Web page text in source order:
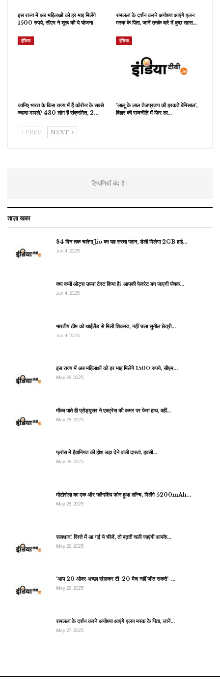
इस राज्य में अब महिलाओं को हर माह मिलेंगे
1500 रुपये, सीएम ने शुरू की ये योजना
रामलला के दर्शन करने अयोध्या आएंगे एलन
मस्क के पिता, जानें उनके बारे में कुछ खास…
इंडिया
जानिए भारत के किस राज्य में हैं कोरोना के सबसे
ज्यादा मामले? 430 लोग हैं संक्रमित, 2…
इंडिया
‘लालू के लाल तेजप्रताप की हरकतें बेमिसाल’,
बिहार की राजनीति में फिर ला…
PREV NEXT
टिप्पणियाँ बंद हैं।
ताज़ा खबर
84 दिन तक चलेगा Jio का यह सस्ता प्लान, डेली मिलेगा 2GB हाई…
Jun 4, 2025
क्या कभी ओट्स उपमा टेस्ट किया है? आपकी फेवरेट बन जाएगी पोषक…
Jun 4, 2025
भारतीय टीम को थाईलैंड से मिली शिकस्त, नहीं चला सुनील छेत्री…
Jun 4, 2025
इस राज्य में अब महिलाओं को हर माह मिलेंगे 1500 रुपये, सीएम…
May 28, 2025
मौका पाते ही प्रोड्यूसर ने एक्ट्रेस की कमर पर फेरा हाथ, वहीं…
May 28, 2025
फ्रांस में हैवानियत की होश उड़ा देने वाली दास्तां, हवसी…
May 28, 2025
मोटोरोला का एक और फ्लैगशिप फोन हुआ लॉन्च, मिलेंगे 5200mAh…
May 28, 2025
सावधान! रिश्ते में आ गई ये चीजें, तो बढ़ती चली जाएंगी आपके…
May 28, 2025
‘आप 20 ओवर अच्छा खेलकर टी-20 मैच नहीं जीत सकते’-…
May 28, 2025
रामलला के दर्शन करने अयोध्या आएंगे एलन मस्क के पिता, जानें…
May 27, 2025